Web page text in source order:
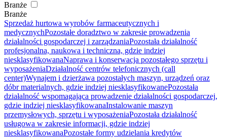
Branże
Branże
Sprzedaż hurtowa wyrobów farmaceutycznych i
medycznychPozostałe doradztwo w zakresie prowadzenia
działalności gospodarczej i zarządzaniaPozostała działalność
profesjonalna, naukowa i techniczna, gdzie indziej
niesklasyfikowanaNaprawa i konserwacja pozostałego sprzętu i
wyposażeniaDziałalność centrów telefonicznych (call
center)Wynajem i dzierżawa pozostałych maszyn, urządzeń oraz
dóbr materialnych, gdzie indziej niesklasyfikowanePozostała
działalność wspomagająca prowadzenie działalności gospodarczej,
gdzie indziej niesklasyfikowanaInstalowanie maszyn
przemysłowych, sprzętu i wyposażeniaPozostała działalność
usługowa w zakresie informacji, gdzie indziej
niesklasyfikowanaPozostałe formy udzielania kredytów